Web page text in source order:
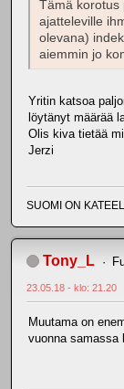
Tämä korotus
ajatteleville
olevana)
aiemmin jo
Yritin katsoa
löytänyt määrää
Olis kiva tietää
Jerzi
SUOMI ON
Tony_L
23.05.18 - klo: 21.20
Muutama on
vuonna samassa